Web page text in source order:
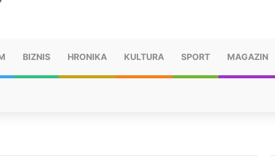
BIZNIS HRONIKA KULTURA SPORT MAGAZIN